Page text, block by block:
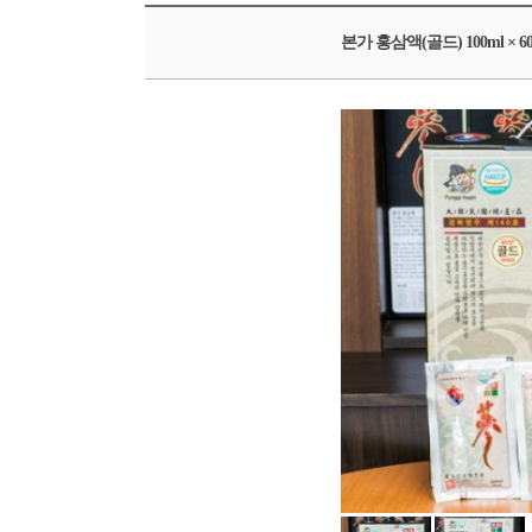
본가 홍삼액(골드) 100ml ×